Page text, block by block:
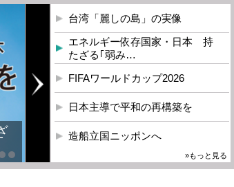
台湾「麗しの島」の実像
エネルギー依存国家・日本 持
たざる｢弱み…
FIFAワールドカップ2026
日本主導で平和の再構築を
造船立国ニッポンへ
»もっと見る